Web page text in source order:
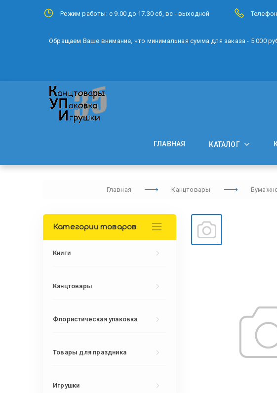
Режим работы: с 9.00 до 17.30 сб, вс - выходной
Обращаем Ваше внимание, что минимальная сумма для заказа - 5 000
ГЛАВНАЯ КАТАЛОГ
Главная Канцтовары
Категории товаров
Книги
Канцтовары
Флористическая упаковка
Товары для праздника
Игрушки